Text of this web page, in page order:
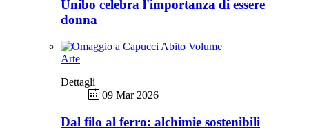
Unibo celebra l'importanza di essere
donna
Arte
Dettagli
09 Mar 2026
Dal filo al ferro: alchimie sostenibili